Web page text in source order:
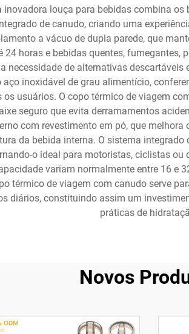
louça para bebidas combina
de canudo, criando uma
a vácuo de dupla parede, que
horas e bebidas quentes,
necessidade de alternativas
inoxidável de grau alimentício,
usuários. O copo térmico de viagem
seguro que evita derramamentos
com revestimento em pó, que
da bebida interna. O sistema
o ideal para motoristas, ciclistas
variam normalmente entre 16 e
térmico de viagem com canudo serve
diários, constituindo assim um
práticas de
Novos